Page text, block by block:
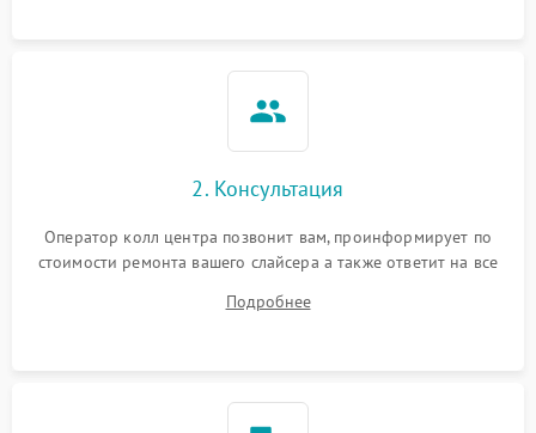
2. Консультация
Оператор колл центра позвонит вам, проинформирует по
стоимости ремонта вашего слайсера а также ответит на все
Подробнее